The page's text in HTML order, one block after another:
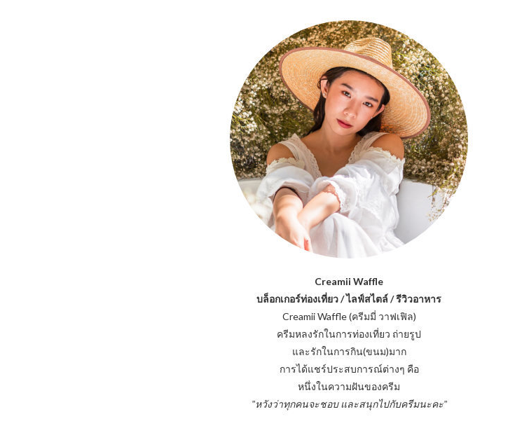
Creamii Waffle
บล็อกเกอร์ท่องเที่ยว / ไลฟ์สไตล์ / รีวิวอาหาร
Creamii Waffle (ครีมมี่ วาฟเฟิล)
ครีมหลงรักในการท่องเที่ยว ถ่ายรูป
และรักในการกิน(ขนม)มาก
การได้แชร์ประสบการณ์ต่างๆ คือ
หนึ่งในความฝันของครีม
"หวังว่าทุกคนจะชอบ และสนุกไปกับครีมนะคะ"